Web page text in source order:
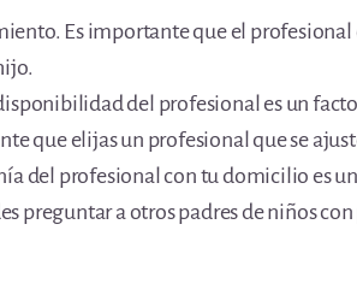
Es importante que el
del profesional es un
que elijas un profesional que se
del profesional con tu domicilio es
preguntar a otros padres de niños